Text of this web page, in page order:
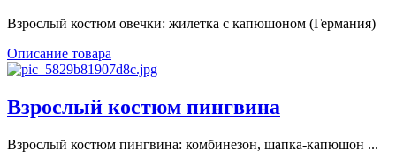
Взрослый костюм овечки: жилетка с капюшоном (Германия)
Описание товара
Взрослый костюм пингвина
Взрослый костюм пингвина: комбинезон, шапка-капюшон ...